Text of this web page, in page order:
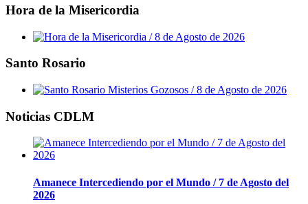
Hora de la Misericordia
Santo Rosario
Noticias CDLM
Amanece Intercediendo por el Mundo / 7 de Agosto del
2026